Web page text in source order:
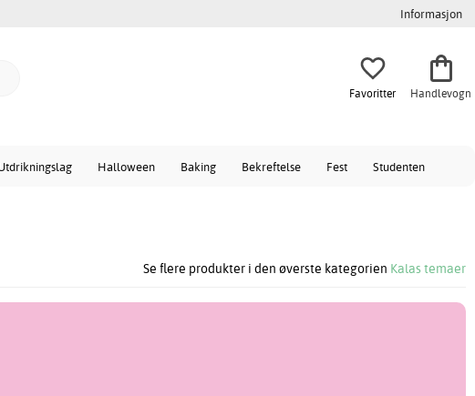
Informasjon
Favoritter Handlevogn
Halloween Baking Bekreftelse Fest Studenten
Se flere produkter i den øverste kategorien Kalas temaer